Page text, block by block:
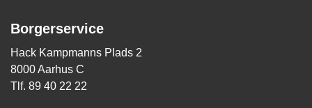
Borgerservice
Hack Kampmanns Plads 2
8000 Aarhus C
Tlf. 89 40 22 22